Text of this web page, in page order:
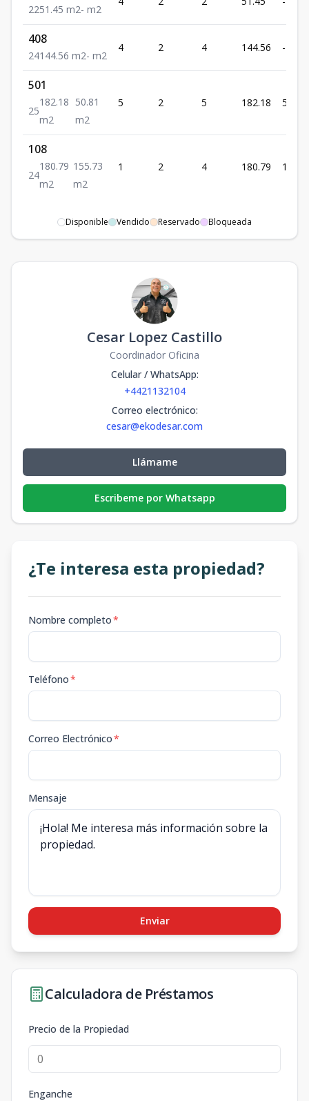
2251.45 m2- m2
408
24144.56 m2- m2
4 2 4 144.56 -
501
25
182.18
m2
50.81
m2
5 2 5 182.18 50.81
108
24
180.79
m2
155.73
m2
1 2 4 180.79
Disponible Vendido Reservado Bloqueada
Cesar Lopez Castillo
Coordinador Oficina
Celular / WhatsApp:
+4421132104
Correo electrónico:
cesar@ekodesar.com
Llámame
Escribeme por Whatsapp
¿Te interesa esta propiedad?
Nombre completo*
Teléfono*
Correo Electrónico*
Mensaje
Enviar
Calculadora de Préstamos
Precio de la Propiedad
Enganche